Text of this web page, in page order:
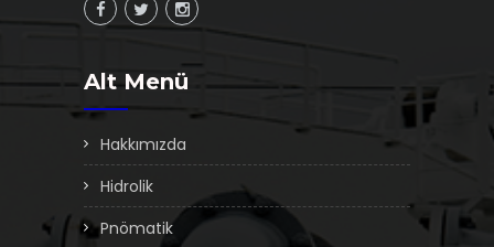
Alt Menü
Hakkımızda
Hidrolik
Pnömatik